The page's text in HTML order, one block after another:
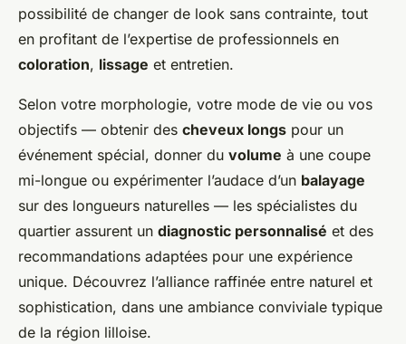
possibilité de changer de look sans contrainte, tout
en profitant de l’expertise de professionnels en
coloration, lissage et entretien.
Selon votre morphologie, votre mode de vie ou vos
objectifs — obtenir des cheveux longs pour un
événement spécial, donner du volume à une coupe
mi-longue ou expérimenter l’audace d’un balayage
sur des longueurs naturelles — les spécialistes du
quartier assurent un diagnostic personnalisé et des
recommandations adaptées pour une expérience
unique. Découvrez l’alliance raffinée entre naturel et
sophistication, dans une ambiance conviviale typique
de la région lilloise.